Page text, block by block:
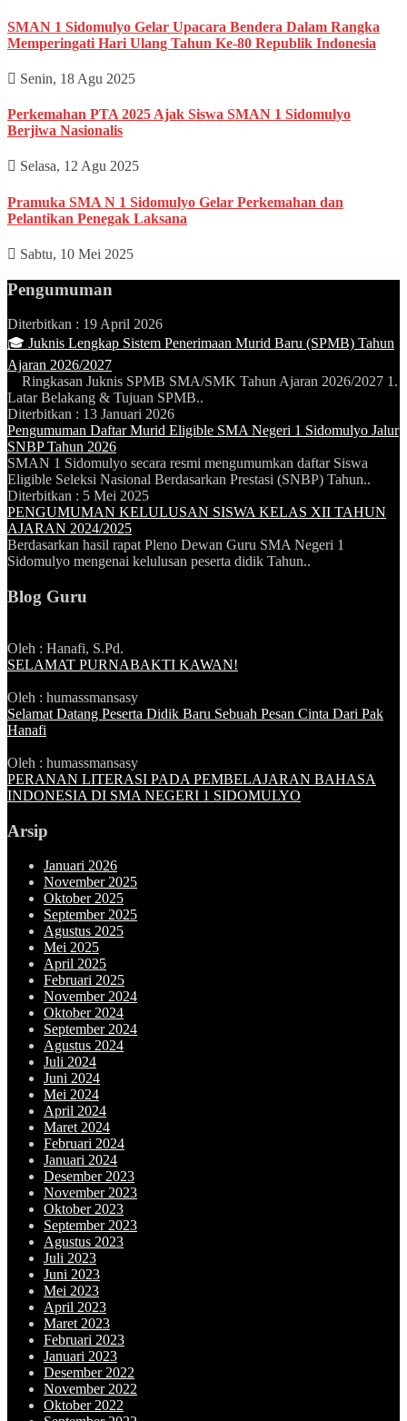
SMAN 1 Sidomulyo Gelar Upacara Bendera Dalam Rangka
Memperingati Hari Ulang Tahun Ke-80 Republik Indonesia
Senin, 18 Agu 2025
Perkemahan PTA 2025 Ajak Siswa SMAN 1 Sidomulyo
Berjiwa Nasionalis
Selasa, 12 Agu 2025
Pramuka SMA N 1 Sidomulyo Gelar Perkemahan dan
Pelantikan Penegak Laksana
Sabtu, 10 Mei 2025
Pengumuman
Diterbitkan : 19 April 2026
🎓 Juknis Lengkap Sistem Penerimaan Murid Baru (SPMB) Tahun
Ajaran 2026/2027
Ringkasan Juknis SPMB SMA/SMK Tahun Ajaran 2026/2027 1.
Latar Belakang & Tujuan SPMB..
Diterbitkan : 13 Januari 2026
Pengumuman Daftar Murid Eligible SMA Negeri 1 Sidomulyo Jalur
SNBP Tahun 2026
SMAN 1 Sidomulyo secara resmi mengumumkan daftar Siswa
Eligible Seleksi Nasional Berdasarkan Prestasi (SNBP) Tahun..
Diterbitkan : 5 Mei 2025
PENGUMUMAN KELULUSAN SISWA KELAS XII TAHUN
AJARAN 2024/2025
Berdasarkan hasil rapat Pleno Dewan Guru SMA Negeri 1
Sidomulyo mengenai kelulusan peserta didik Tahun..
Blog Guru
Oleh : Hanafi, S.Pd.
SELAMAT PURNABAKTI KAWAN!
Oleh : humassmansasy
Selamat Datang Peserta Didik Baru Sebuah Pesan Cinta Dari Pak
Hanafi
Oleh : humassmansasy
PERANAN LITERASI PADA PEMBELAJARAN BAHASA
INDONESIA DI SMA NEGERI 1 SIDOMULYO
Arsip
Januari 2026
November 2025
Oktober 2025
September 2025
Agustus 2025
Mei 2025
April 2025
Februari 2025
November 2024
Oktober 2024
September 2024
Agustus 2024
Juli 2024
Juni 2024
Mei 2024
April 2024
Maret 2024
Februari 2024
Januari 2024
Desember 2023
November 2023
Oktober 2023
September 2023
Agustus 2023
Juli 2023
Juni 2023
Mei 2023
April 2023
Maret 2023
Februari 2023
Januari 2023
Desember 2022
November 2022
Oktober 2022